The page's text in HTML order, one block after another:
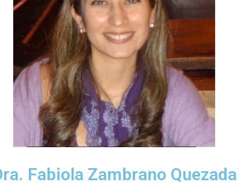
Fabiola Zambrano Quezada